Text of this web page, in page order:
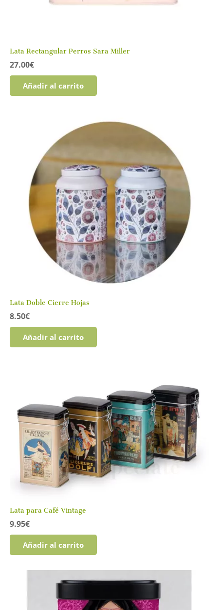
Lata Rectangular Perros Sara Miller
27.00€
Añadir al carrito
Lata Doble Cierre Hojas
8.50€
Añadir al carrito
Lata para Café Vintage
9.95€
Añadir al carrito